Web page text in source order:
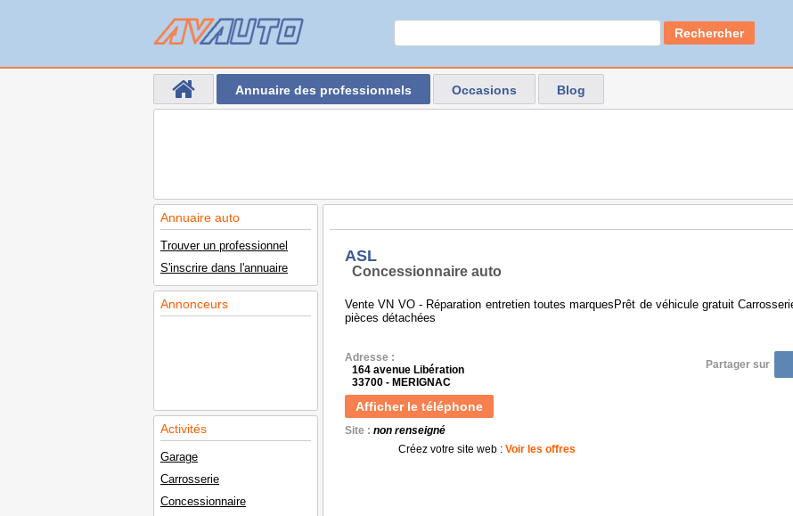
Rechercher
Annuaire des professionnels Occasions Blog
Annuaire auto
Trouver un professionnel
S'inscrire dans l'annuaire
Annonceurs
Activités
Garage
Carrosserie
Concessionnaire
ASL
Concessionnaire auto
Vente VN VO - Réparation entretien toutes marquesPrêt de véhicule gratuit
pièces détachées
Adresse :
164 avenue Libération
33700 - MERIGNAC
Afficher le téléphone
Site : non renseigné
Créez votre site web : Voir les offres
Partager sur